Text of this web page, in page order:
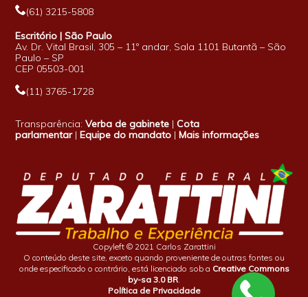
(61) 3215-5808
Escritório | São Paulo
Av. Dr. Vital Brasil, 305 – 11º andar, Sala 1101 Butantã – São
Paulo – SP
CEP 05503-001
(11) 3765-1728
Transparência:Verba de gabinete |Cota
parlamentar|Equipe do mandato |Mais informações
Copyleft © 2021 Carlos Zarattini
O conteúdo deste site, exceto quando proveniente de outras fontes ou
onde especificado o contrário, está licenciado sob a Creative Commons
by-sa 3.0 BR
Política de Privacidade